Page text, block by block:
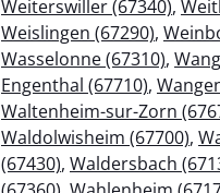
Weiterswiller (67340),
Weislingen (67290),
Wasselonne (67310),
Engenthal (67710),
Waltenheim-sur-Zorn
Waldolwisheim (67700),
(67430), Waldersbach